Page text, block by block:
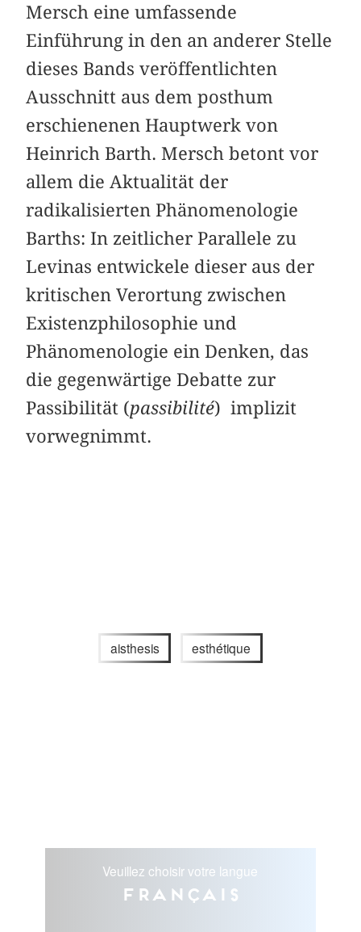
Mersch eine umfassende
Einführung in den an anderer Stelle
dieses Bands veröffentlichten
Ausschnitt aus dem posthum
erschienenen Hauptwerk von
Heinrich Barth. Mersch betont vor
allem die Aktualität der
radikalisierten Phänomenologie
Barths: In zeitlicher Parallele zu
Levinas entwickele dieser aus der
kritischen Verortung zwischen
Existenzphilosophie und
Phänomenologie ein Denken, das
die gegenwärtige Debatte zur
Passibilität (passibilité) implizit
vorwegnimmt.
aisthesis esthétique
Veuillez choisir votre langue
Français